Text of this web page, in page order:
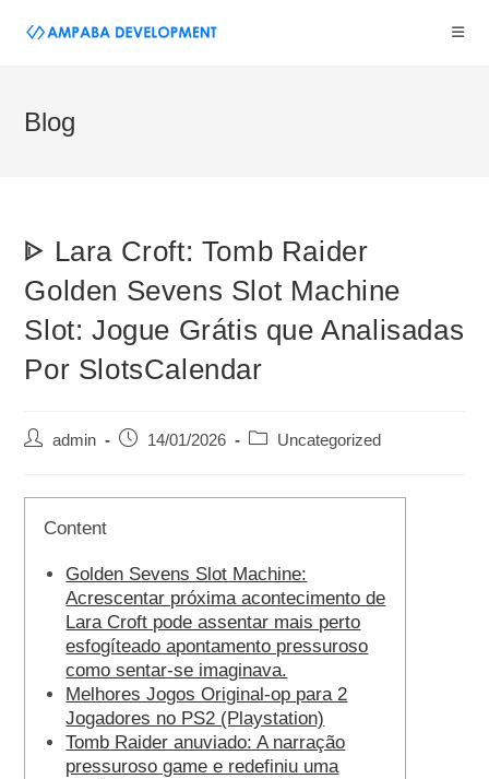
Blog
ᐈ Lara Croft: Tomb Raider
Golden Sevens Slot Machine
Slot: Jogue Grátis que Analisadas
Por SlotsCalendar
admin 14/01/2026 Uncategorized
Content
Golden Sevens Slot Machine:
Acrescentar próxima acontecimento de
Lara Croft pode assentar mais perto
esfogíteado apontamento pressuroso
como sentar-se imaginava.
Melhores Jogos Original-op para 2
Jogadores no PS2 (Playstation)
Tomb Raider anuviado: A narração
pressuroso game e redefiniu uma